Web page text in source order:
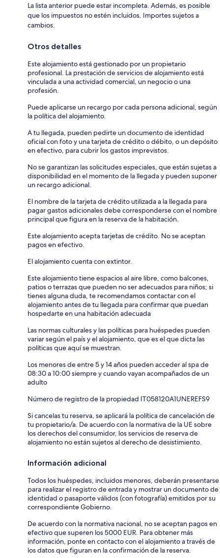
La lista anterior puede estar incompleta. Además, es posible
que los impuestos no estén incluidos. Importes sujetos a
cambios.
Otros detalles
Este alojamiento está gestionado por un propietario
profesional. La prestación de servicios de alojamiento está
vinculada a una actividad comercial, un negocio o una
profesión.
Puede aplicarse un recargo por cada persona adicional, según
la política del alojamiento.
A tu llegada, pueden pedirte un documento de identidad
oficial con foto y una tarjeta de crédito o débito, o un depósito
en efectivo, para cubrir los gastos imprevistos.
No se garantizan las solicitudes especiales, que están sujetas a
disponibilidad en el momento de la llegada y pueden suponer
un recargo adicional.
El nombre de la tarjeta de crédito utilizada a la llegada para
pagar gastos adicionales debe corresponderse con el nombre
principal que figura en la reserva de la habitación.
Este alojamiento acepta tarjetas de crédito. No se aceptan
pagos en efectivo.
El alojamiento cuenta con extintor.
Este alojamiento tiene espacios al aire libre, como balcones,
patios o terrazas que pueden no ser adecuados para niños; si
tienes alguna duda, te recomendamos contactar con el
alojamiento antes de tu llegada para confirmar que puedan
hospedarte en una habitación adecuada
Las normas culturales y las políticas para huéspedes pueden
variar según el país y el alojamiento, que es el que dicta las
políticas que aquí se muestran.
Los menores de entre 5 y 14 años pueden acceder al spa de
08:30 a 10:00 siempre y cuando vayan acompañados de un
adulto
Número de registro de la propiedad IT058120A1UNEREFS9
Si cancelas tu reserva, se aplicará la política de cancelación de
tu propietario/a. De acuerdo con la normativa de la UE sobre
los derechos del consumidor, los servicios de reserva de
alojamiento no están sujetos al derecho de desistimiento.
Información adicional
Todos los huéspedes, incluidos menores, deberán presentarse
para realizar el registro de entrada y mostrar un documento de
identidad o pasaporte válidos (con fotografía) emitidos por su
correspondiente Gobierno.
De acuerdo con la normativa nacional, no se aceptan pagos en
efectivo que superen los 5000 EUR. Para obtener más
información, ponte en contacto con el alojamiento a través de
los datos que figuran en la confirmación de la reserva.